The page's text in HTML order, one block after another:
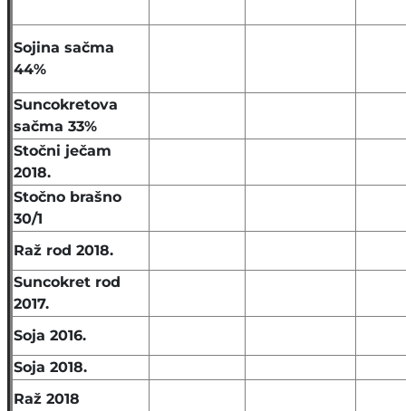
Sojina sačma
44%
Suncokretova
sačma 33%
Stočni ječam
2018.
Stočno brašno
30/1
Raž rod 2018.
Suncokret rod
2017.
Soja 2016.
Soja 2018.
Raž 2018